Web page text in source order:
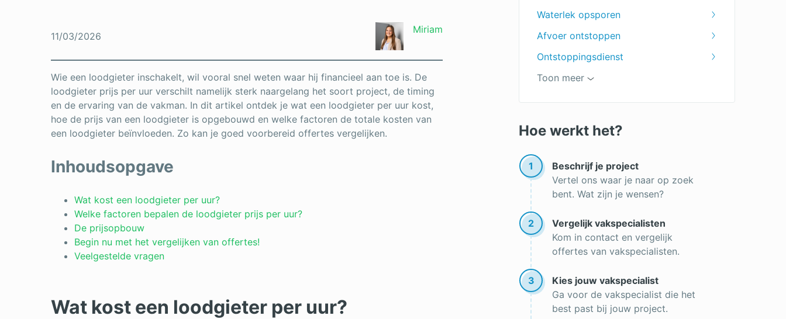
11/03/2026
Miriam
Wie een loodgieter inschakelt, wil vooral snel weten waar hij financieel aan toe is. De
loodgieter prijs per uur verschilt namelijk sterk naargelang het soort project, de timing
en de ervaring van de vakman. In dit artikel ontdek je wat een loodgieter per uur kost,
hoe de prijs van een loodgieter is opgebouwd en welke factoren de totale kosten van
een loodgieter beïnvloeden. Zo kan je goed voorbereid offertes vergelijken.
Inhoudsopgave
Wat kost een loodgieter per uur?
Welke factoren bepalen de loodgieter prijs per uur?
De prijsopbouw
Begin nu met het vergelijken van offertes!
Veelgestelde vragen
Wat kost een loodgieter per uur?
Waterlek opsporen
Afvoer ontstoppen
Ontstoppingsdienst
Loodgieter in de buurt
Toon meer
Hoe werkt het?
1
Beschrijf je project
Vertel ons waar je naar op zoek
bent. Wat zijn je wensen?
2
Vergelijk vakspecialisten
Kom in contact en vergelijk
offertes van vakspecialisten.
3
Kies jouw vakspecialist
Ga voor de vakspecialist die het
best past bij jouw project.